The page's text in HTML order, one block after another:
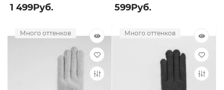
1 499Руб. 599Руб.
Много оттенков Много оттенков